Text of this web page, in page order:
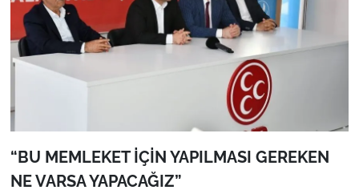
“BU MEMLEKET İÇİN YAPILMASI GEREKEN
NE VARSA YAPACAĞIZ”